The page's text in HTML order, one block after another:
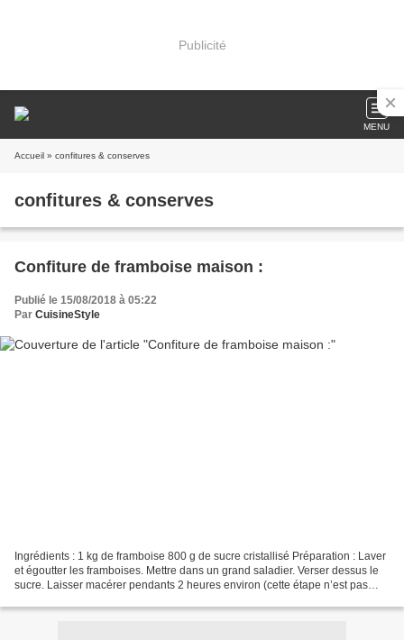
Publicité
MENU
Accueil » confitures & conserves
confitures & conserves
Confiture de framboise maison :
Publié le 15/08/2018 à 05:22
Par CuisineStyle
Ingrédients : 1 kg de framboise 800 g de sucre cristallisé Préparation : Laver
et égoutter les framboises. Mettre dans un grand saladier. Verser dessus le
sucre. Laisser macérer pendants 2 heures environ (cette étape n’est pas